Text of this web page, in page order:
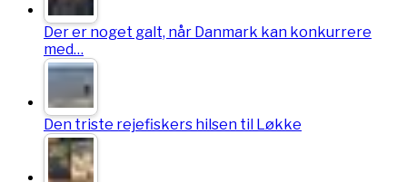
Der er noget galt, når Danmark kan konkurrere
med…
Den triste rejefiskers hilsen til Løkke